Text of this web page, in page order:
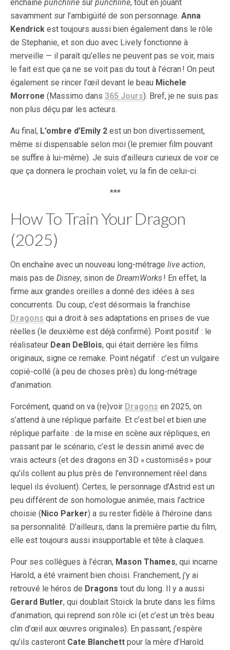
enchaîne punchline sur punchline, tout en jouant
savamment sur l’ambigüité de son personnage. Anna
Kendrick est toujours aussi bien également dans le rôle
de Stephanie, et son duo avec Lively fonctionne à
merveille — il paraît qu’elles ne peuvent pas se voir, mais
le fait est que ça ne se voit pas du tout à l’écran ! On peut
également se rincer l’œil devant le beau Michele
Morrone (Massimo dans 365 Jours). Bref, je ne suis pas
non plus déçu par les acteurs.
Au final, L’ombre d’Emily 2 est un bon divertissement,
même si dispensable selon moi (le premier film pouvant
se suffire à lui-même). Je suis d’ailleurs curieux de voir ce
que ça donnera le prochain volet, vu la fin de celui-ci.
***
How To Train Your Dragon
(2025)
On enchaîne avec un nouveau long-métrage live action,
mais pas de Disney, sinon de DreamWorks! En effet, la
firme aux grandes oreilles a donné des idées à ses
concurrents. Du coup, c’est désormais la franchise
Dragons qui a droit à ses adaptations en prises de vue
réelles (le deuxième est déjà confirmé). Point positif : le
réalisateur Dean DeBlois, qui était derrière les films
originaux, signe ce remake. Point négatif : c’est un vulgaire
copié-collé (à peu de choses près) du long-métrage
d’animation.
Forcément, quand on va (re)voir Dragons en 2025, on
s’attend à une réplique parfaite. Et c’est bel et bien une
réplique parfaite : de la mise en scène aux répliques, en
passant par le scénario, c’est le dessin animé avec de
vrais acteurs (et des dragons en 3D « customisés » pour
qu’ils collent au plus près de l’environnement réel dans
lequel ils évoluent). Certes, le personnage d’Astrid est un
peu différent de son homologue animée, mais l’actrice
choisie (Nico Parker) a su rester fidèle à l’héroïne dans
sa personnalité. D’ailleurs, dans la première partie du film,
elle est toujours aussi insupportable et tête à claques.
Pour ses collègues à l’écran, Mason Thames, qui incarne
Harold, a été vraiment bien choisi. Franchement, j’y ai
retrouvé le héros de Dragons tout du long. Il y a aussi
Gerard Butler, qui doublait Stoïck la brute dans les films
d’animation, qui reprend son rôle ici (et c’est un très beau
clin d’œil aux œuvres originales). En passant, j’espère
qu’ils casteront Cate Blanchett pour la mère d’Harold.